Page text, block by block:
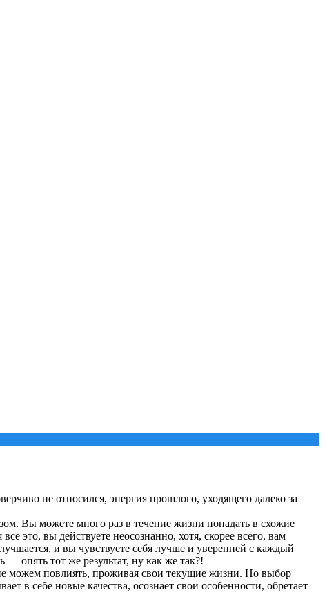
не относился, энергия прошлого, уходящего далеко за
Вы можете много раз в течение жизни попадать в схожие
это, вы действуете неосознанно, хотя, скорее всего, вам
и вы чувствуете себя лучше и уверенней с каждый
— опять тот же результат, ну как же так?!
можем повлиять, проживая свои текущие жизни. Но выбор
в себе новые качества, осознает свои особенности, обретает